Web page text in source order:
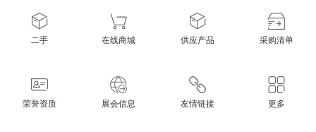
二手 在线商城 供应产品 采购清单
荣誉资质 展会信息 友情链接 更多